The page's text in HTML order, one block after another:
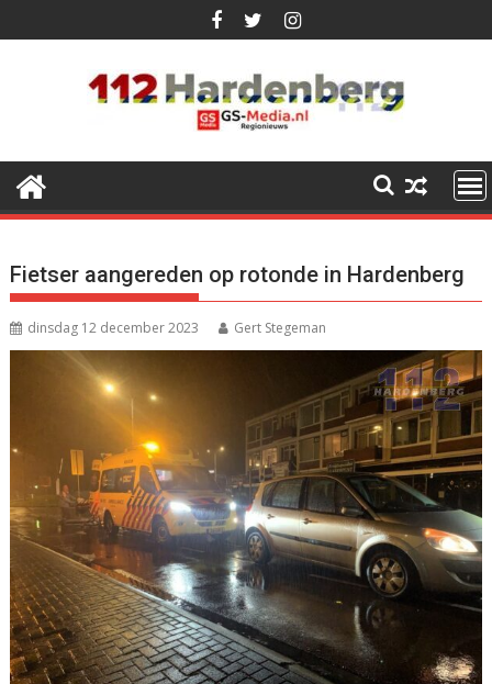
naar
Fietser aangereden op rotonde in Hardenberg
dinsdag 12 december 2023 Gert Stegeman